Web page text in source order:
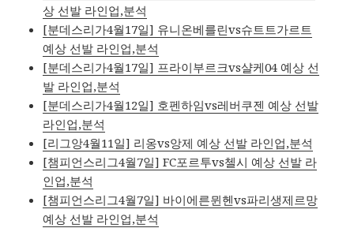
상 선발 라인업,분석
[분데스리가4월17일] 유니온베를린vs슈트트가르트
예상 선발 라인업,분석
[분데스리가4월17일] 프라이부르크vs샬케04 예상 선
발 라인업,분석
[분데스리가4월12일] 호펜하임vs레버쿠젠 예상 선발
라인업,분석
[리그앙4월11일] 리옹vs앙제 예상 선발 라인업,분석
[챔피언스리그4월7일] FC포르투vs첼시 예상 선발 라
인업,분석
[챔피언스리그4월7일] 바이에른뮌헨vs파리생제르망
예상 선발 라인업,분석